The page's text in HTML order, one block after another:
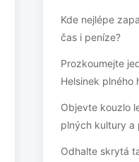
Kde nejlépe
čas i peníze?
Prozkoumejte
Helsinek plného
Objevte kouzlo
plných kultury a
Odhalte skrytá